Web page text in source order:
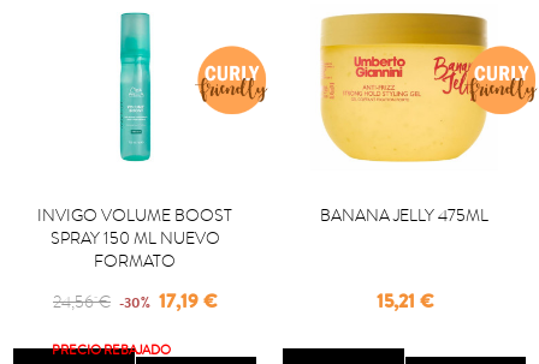
PRECIO REBAJADO
INVIGO VOLUME BOOST
SPRAY 150 ML NUEVO
FORMATO
Regular
24,56 € -30% Precio
17,19 €
BANANA JELLY 475ML
Precio
15,21 €